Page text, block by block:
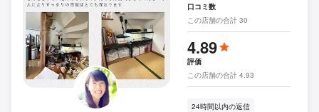
口コミ数
この店舗の合計 30
4.89
評価
この店舗の合計 4.93
24時間以内の返信